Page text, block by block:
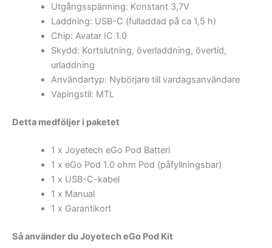
Utgångsspänning: Konstant 3,7V
Laddning: USB-C (fulladdad på ca 1,5 h)
Chip: Avatar IC 1.0
Skydd: Kortslutning, överladdning, övertid,
urladdning
Användartyp: Nybörjare till vardagsanvändare
Vapingstil: MTL
Detta medföljer i paketet
1 x Joyetech eGo Pod Batteri
1 x eGo Pod 1.0 ohm Pod (påfyllningsbar)
1 x USB-C-kabel
1 x Manual
1 x Garantikort
Så använder du Joyetech eGo Pod Kit